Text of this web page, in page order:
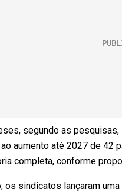
segundo as
aumento até 2027 de 42
completa, conforme
os sindicatos lançaram